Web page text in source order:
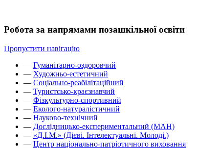
Робота за напрямами позашкільної освіти
Пропустити навігацію
— Гуманітарно-оздоровчий
— Художньо-естетичний
— Соціально-реабілітаційний
— Туристсько-краєзнавчий
— Фізкультурно-спортивний
— Еколого-натуралістичний
— Науково-технічний
— Дослідницько-експериментальний (МАН)
— «Д.І.М.» (Дієві. Інтелектуальні. Молоді.)
— Центр національно-патріотичного виховання